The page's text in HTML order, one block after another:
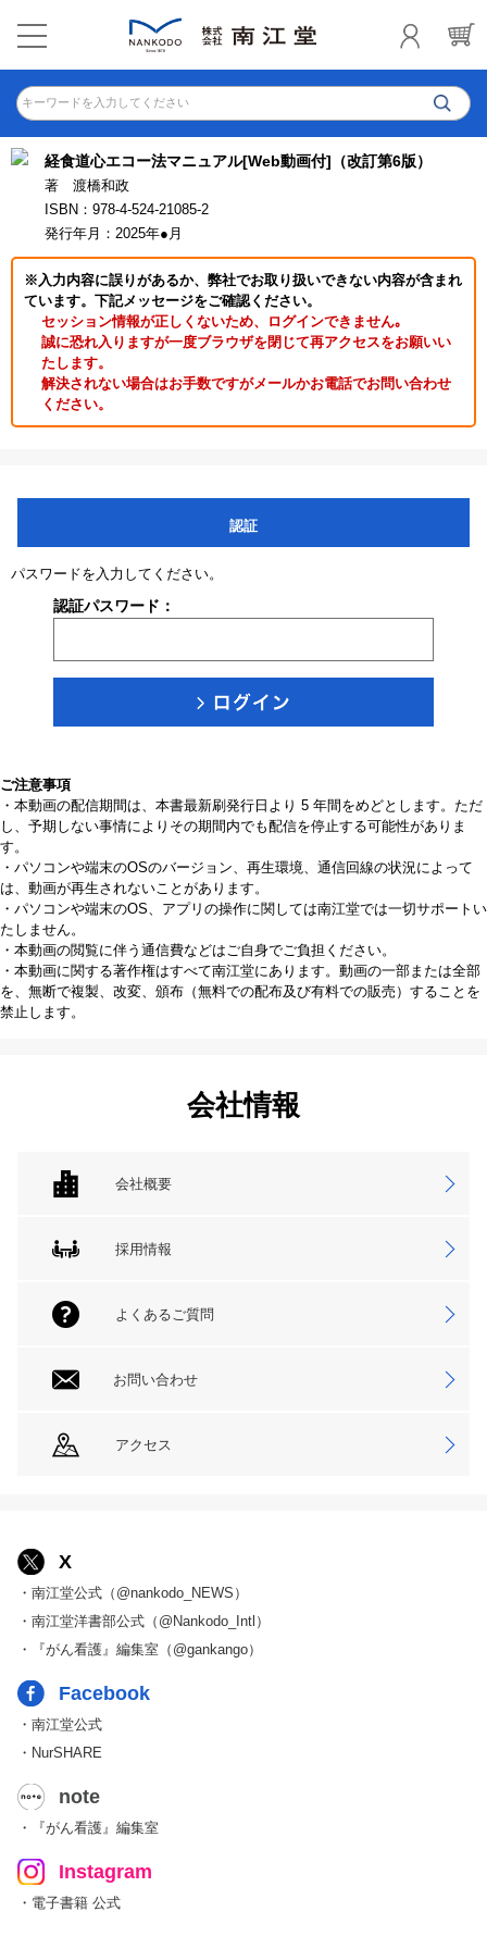
キーワードを入力してください
経食道心エコー法マニュアル[Web動画付]（改訂第6版）
著 渡橋和政
ISBN：978-4-524-21085-2
発行年月：2025年●月
※入力内容に誤りがあるか、弊社でお取り扱いできない内容が含まれ
ています。下記メッセージをご確認ください。
セッション情報が正しくないため、ログインできません｡
誠に恐れ入りますが一度ブラウザを閉じて再アクセスをお願いい
たします。
解決されない場合はお手数ですがメールかお電話でお問い合わせ
ください。
認証
パスワードを入力してください。
認証パスワード：
ご注意事項
・本動画の配信期間は、本書最新刷発行日より 5 年間をめどとします。ただ
し、予期しない事情によりその期間内でも配信を停止する可能性がありま
す。
・パソコンや端末のOSのバージョン、再生環境、通信回線の状況によって
は、動画が再生されないことがあります。
・パソコンや端末のOS、アプリの操作に関しては南江堂では一切サポートい
たしません。
・本動画の閲覧に伴う通信費などはご自身でご負担ください。
・本動画に関する著作権はすべて南江堂にあります。動画の一部または全部
を、無断で複製、改変、頒布（無料での配布及び有料での販売）することを
禁止します。
会社情報
会社概要
採用情報
よくあるご質問
お問い合わせ
アクセス
X
・南江堂公式（@nankodo_NEWS）
・南江堂洋書部公式（@Nankodo_Intl）
・『がん看護』編集室（@gankango）
Facebook
・南江堂公式
・NurSHARE
note
・『がん看護』編集室
Instagram
・電子書籍 公式